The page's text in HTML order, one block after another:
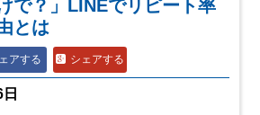
で？」LINEでリピート率
とは
アする シェアする